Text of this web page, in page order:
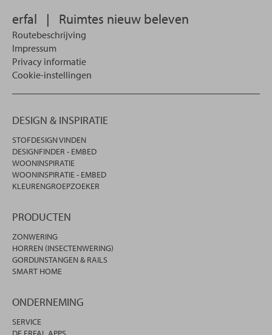
erfal | Ruimtes nieuw beleven
Routebeschrijving
Impressum
Privacy informatie
Cookie-instellingen
DESIGN & INSPIRATIE
STOFDESIGN VINDEN
DESIGNFINDER - EMBED
WOONINSPIRATIE
WOONINSPIRATIE - EMBED
KLEURENGROEPZOEKER
PRODUCTEN
ZONWERING
HORREN (INSECTENWERING)
GORDIJNSTANGEN & RAILS
SMART HOME
ONDERNEMING
SERVICE